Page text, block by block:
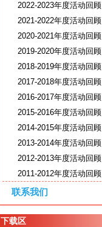
2022-2023年度活动回顾
2021-2022年度活动回顾
2020-2021年度活动回顾
2019-2020年度活动回顾
2018-2019年度活动回顾
2017-2018年度活动回顾
2016-2017年度活动回顾
2015-2016年度活动回顾
2014-2015年度活动回顾
2013-2014年度活动回顾
2012-2013年度活动回顾
2011-2012年度活动回顾
联系我们
下载区